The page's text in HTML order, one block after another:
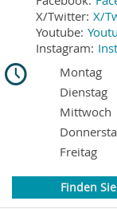
X/Twitter: X/
Youtube:
Instagram:
Montag
Dienstag
Mittwoch
Freitag
Finden